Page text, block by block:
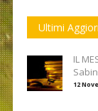
Ultimi
IL
12